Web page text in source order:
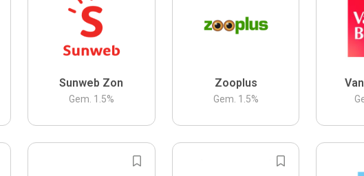
Sunweb Zon
Gem. 1.5%
Zooplus
Gem. 1.5%